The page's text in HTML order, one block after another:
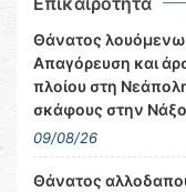
Θάνατος
Απαγόρευση και
πλοίου στη
σκάφους στην
09/08/26
Θάνατος